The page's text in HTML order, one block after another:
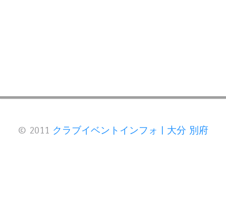
© 2011 クラブイベントインフォ | 大分 別府